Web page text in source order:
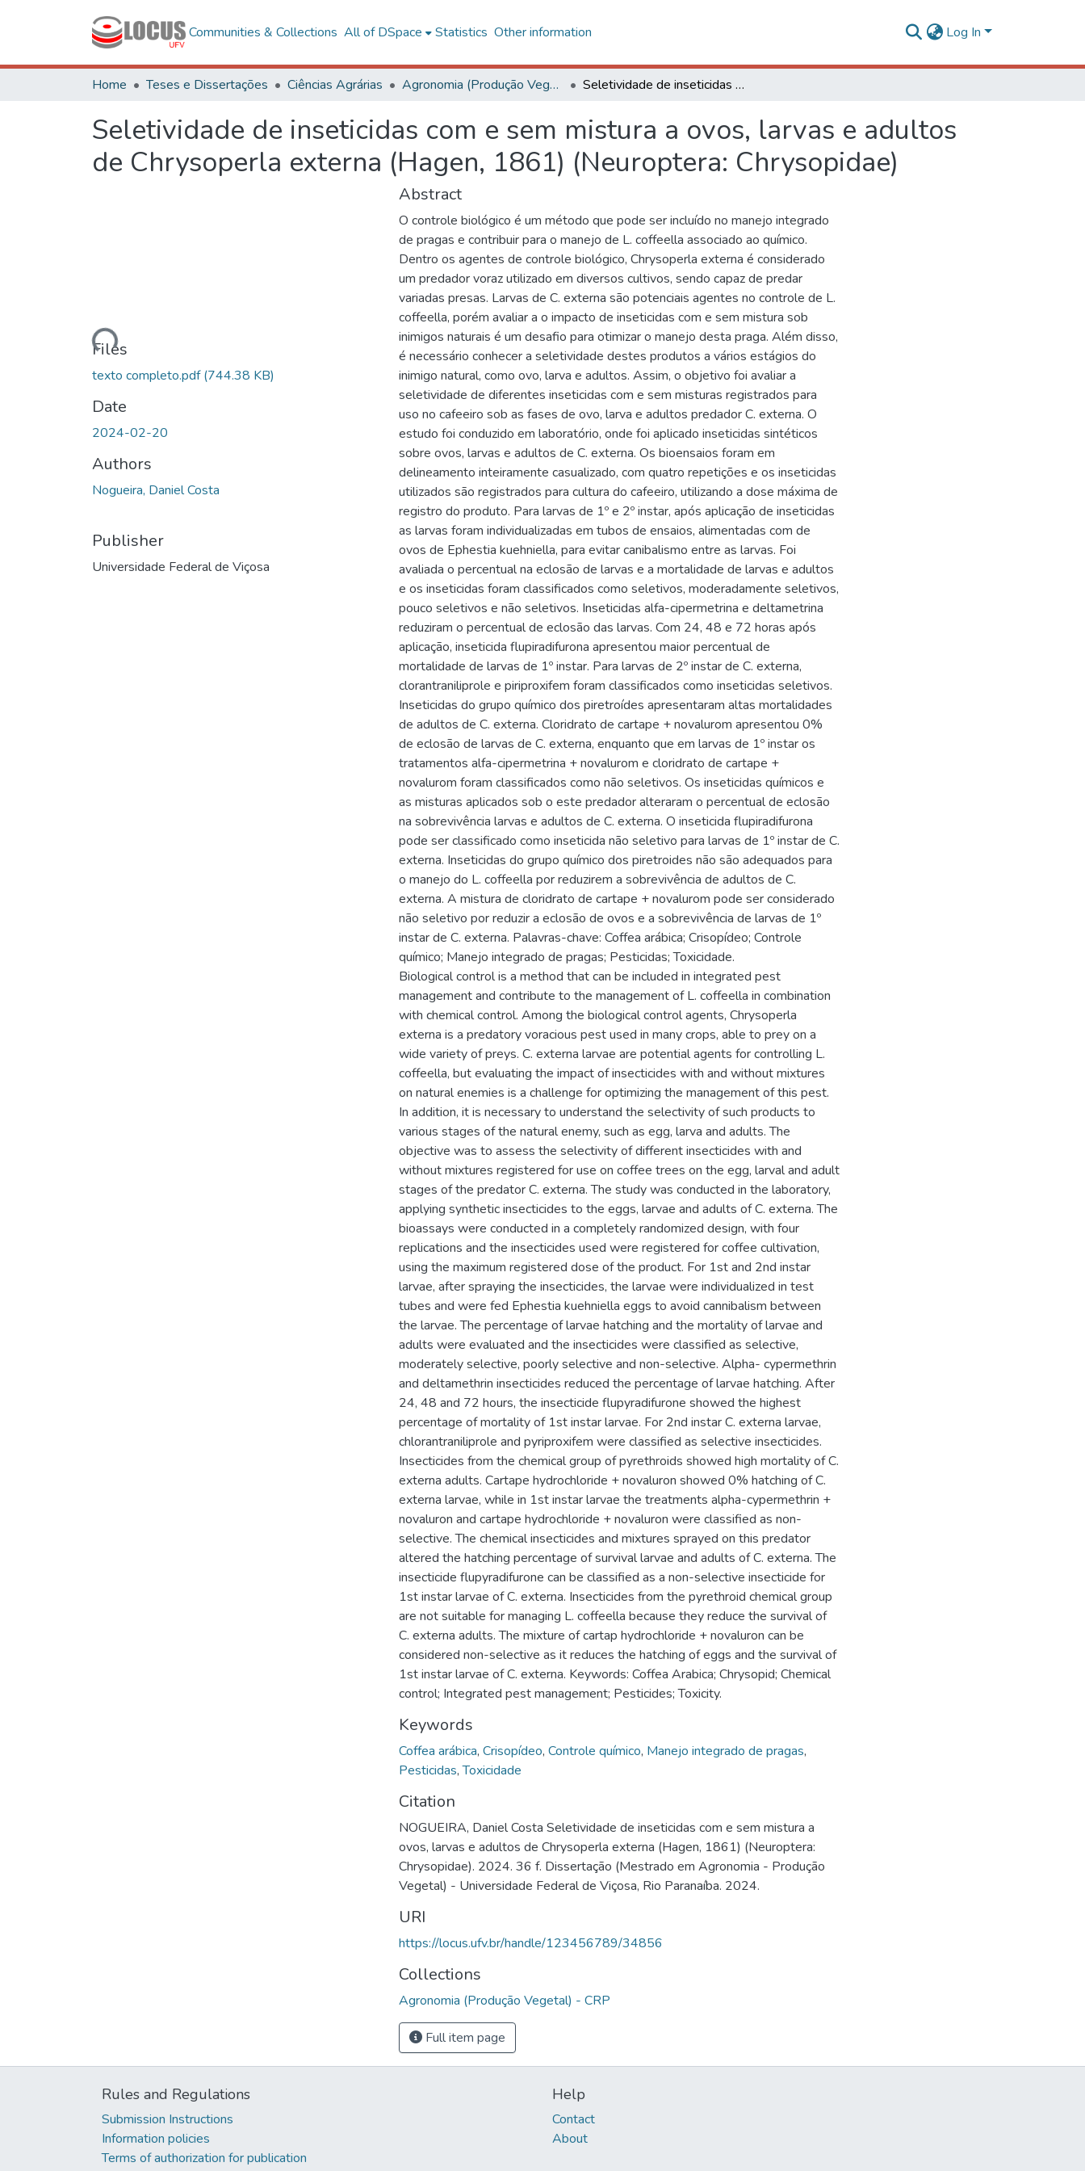
Communities & Collections All of DSpace Statistics Other information Log In
Home Teses e Dissertações Ciências Agrárias Agronomia (Produção Vegetal) - CRP Seletividade de inseticidas com e sem mistura a ovos, larvas e adultos de Chrysoperla externa (Hagen, 1861) (Neuroptera: Chrysopidae)
Seletividade de inseticidas com e sem mistura a ovos, larvas e adultos
de Chrysoperla externa (Hagen, 1861) (Neuroptera: Chrysopidae)
Loading...
Files
texto completo.pdf(744.38 KB)
Date
2024-02-20
Authors
Nogueira, Daniel Costa
Publisher
Universidade Federal de Viçosa
Abstract
O controle biológico é um método que pode ser incluído no manejo integrado
de pragas e contribuir para o manejo de L. coffeella associado ao químico.
Dentro os agentes de controle biológico, Chrysoperla externa é considerado
um predador voraz utilizado em diversos cultivos, sendo capaz de predar
variadas presas. Larvas de C. externa são potenciais agentes no controle de L.
coffeella, porém avaliar a o impacto de inseticidas com e sem mistura sob
inimigos naturais é um desafio para otimizar o manejo desta praga. Além disso,
é necessário conhecer a seletividade destes produtos a vários estágios do
inimigo natural, como ovo, larva e adultos. Assim, o objetivo foi avaliar a
seletividade de diferentes inseticidas com e sem misturas registrados para
uso no cafeeiro sob as fases de ovo, larva e adultos predador C. externa. O
estudo foi conduzido em laboratório, onde foi aplicado inseticidas sintéticos
sobre ovos, larvas e adultos de C. externa. Os bioensaios foram em
delineamento inteiramente casualizado, com quatro repetições e os inseticidas
utilizados são registrados para cultura do cafeeiro, utilizando a dose máxima de
registro do produto. Para larvas de 1º e 2º instar, após aplicação de inseticidas
as larvas foram individualizadas em tubos de ensaios, alimentadas com de
ovos de Ephestia kuehniella, para evitar canibalismo entre as larvas. Foi
avaliada o percentual na eclosão de larvas e a mortalidade de larvas e adultos
e os inseticidas foram classificados como seletivos, moderadamente seletivos,
pouco seletivos e não seletivos. Inseticidas alfa-cipermetrina e deltametrina
reduziram o percentual de eclosão das larvas. Com 24, 48 e 72 horas após
aplicação, inseticida flupiradifurona apresentou maior percentual de
mortalidade de larvas de 1º instar. Para larvas de 2º instar de C. externa,
clorantraniliprole e piriproxifem foram classificados como inseticidas seletivos.
Inseticidas do grupo químico dos piretroídes apresentaram altas mortalidades
de adultos de C. externa. Cloridrato de cartape + novalurom apresentou 0%
de eclosão de larvas de C. externa, enquanto que em larvas de 1º instar os
tratamentos alfa-cipermetrina + novalurom e cloridrato de cartape +
novalurom foram classificados como não seletivos. Os inseticidas químicos e
as misturas aplicados sob o este predador alteraram o percentual de eclosão
na sobrevivência larvas e adultos de C. externa. O inseticida flupiradifurona
pode ser classificado como inseticida não seletivo para larvas de 1º instar de C.
externa. Inseticidas do grupo químico dos piretroides não são adequados para
o manejo do L. coffeella por reduzirem a sobrevivência de adultos de C.
externa. A mistura de cloridrato de cartape + novalurom pode ser considerado
não seletivo por reduzir a eclosão de ovos e a sobrevivência de larvas de 1º
instar de C. externa. Palavras-chave: Coffea arábica; Crisopídeo; Controle
químico; Manejo integrado de pragas; Pesticidas; Toxicidade.
Biological control is a method that can be included in integrated pest
management and contribute to the management of L. coffeella in combination
with chemical control. Among the biological control agents, Chrysoperla
externa is a predatory voracious pest used in many crops, able to prey on a
wide variety of preys. C. externa larvae are potential agents for controlling L.
coffeella, but evaluating the impact of insecticides with and without mixtures
on natural enemies is a challenge for optimizing the management of this pest.
In addition, it is necessary to understand the selectivity of such products to
various stages of the natural enemy, such as egg, larva and adults. The
objective was to assess the selectivity of different insecticides with and
without mixtures registered for use on coffee trees on the egg, larval and adult
stages of the predator C. externa. The study was conducted in the laboratory,
applying synthetic insecticides to the eggs, larvae and adults of C. externa. The
bioassays were conducted in a completely randomized design, with four
replications and the insecticides used were registered for coffee cultivation,
using the maximum registered dose of the product. For 1st and 2nd instar
larvae, after spraying the insecticides, the larvae were individualized in test
tubes and were fed Ephestia kuehniella eggs to avoid cannibalism between
the larvae. The percentage of larvae hatching and the mortality of larvae and
adults were evaluated and the insecticides were classified as selective,
moderately selective, poorly selective and non-selective. Alpha- cypermethrin
and deltamethrin insecticides reduced the percentage of larvae hatching. After
24, 48 and 72 hours, the insecticide flupyradifurone showed the highest
percentage of mortality of 1st instar larvae. For 2nd instar C. externa larvae,
chlorantraniliprole and pyriproxifem were classified as selective insecticides.
Insecticides from the chemical group of pyrethroids showed high mortality of C.
externa adults. Cartape hydrochloride + novaluron showed 0% hatching of C.
externa larvae, while in 1st instar larvae the treatments alpha-cypermethrin +
novaluron and cartape hydrochloride + novaluron were classified as non-
selective. The chemical insecticides and mixtures sprayed on this predator
altered the hatching percentage of survival larvae and adults of C. externa. The
insecticide flupyradifurone can be classified as a non-selective insecticide for
1st instar larvae of C. externa. Insecticides from the pyrethroid chemical group
are not suitable for managing L. coffeella because they reduce the survival of
C. externa adults. The mixture of cartap hydrochloride + novaluron can be
considered non-selective as it reduces the hatching of eggs and the survival of
1st instar larvae of C. externa. Keywords: Coffea Arabica; Chrysopid; Chemical
control; Integrated pest management; Pesticides; Toxicity.
Keywords
Coffea arábica, Crisopídeo, Controle químico, Manejo integrado de pragas,
Pesticidas,Toxicidade
Citation
NOGUEIRA, Daniel Costa Seletividade de inseticidas com e sem mistura a
ovos, larvas e adultos de Chrysoperla externa (Hagen, 1861) (Neuroptera:
Chrysopidae). 2024. 36 f. Dissertação (Mestrado em Agronomia - Produção
Vegetal) - Universidade Federal de Viçosa, Rio Paranaíba. 2024.
URI
https://locus.ufv.br/handle/123456789/34856
Collections
Agronomia (Produção Vegetal) - CRP
Full item page
Rules and Regulations
Submission Instructions
Information policies
Terms of authorization for publication
Help
Contact
About